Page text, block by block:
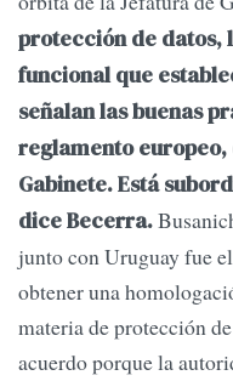
protección de datos,
funcional que
señalan las buenas
reglamento
Gabinete. Está
dice Becerra.
junto con Uruguay fue
obtener una
materia de protección
acuerdo porque la